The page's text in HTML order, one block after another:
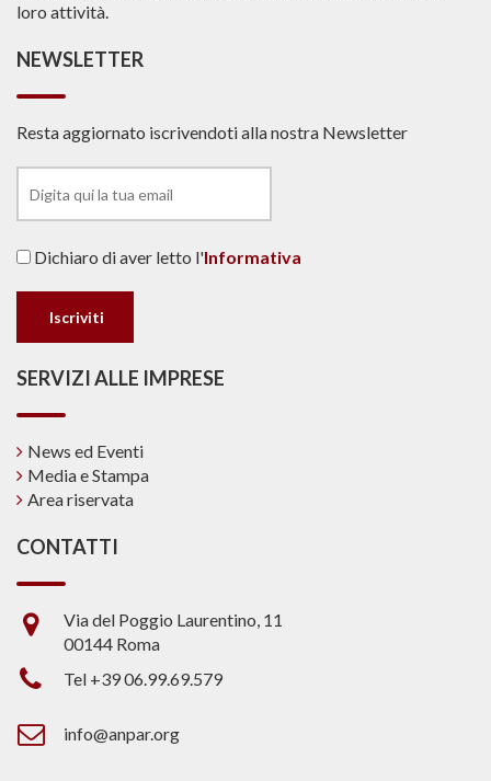
loro attività.
NEWSLETTER
Resta aggiornato iscrivendoti alla nostra Newsletter
Dichiaro di aver letto l'Informativa
SERVIZI ALLE IMPRESE
News ed Eventi
Media e Stampa
Area riservata
CONTATTI
Via del Poggio Laurentino, 11
00144 Roma
Tel +39 06.99.69.579
info@anpar.org